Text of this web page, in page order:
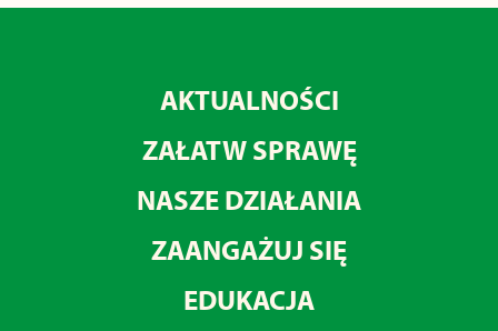
AKTUALNOŚCI
ZAŁATW SPRAWĘ
NASZE DZIAŁANIA
ZAANGAŻUJ SIĘ
EDUKACJA